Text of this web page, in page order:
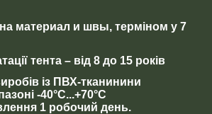
на материал и швы, терміном у 7
тента – від 8 до 15 років
із ПВХ-тканинини
-40°C...+70°C
1 робочий день.